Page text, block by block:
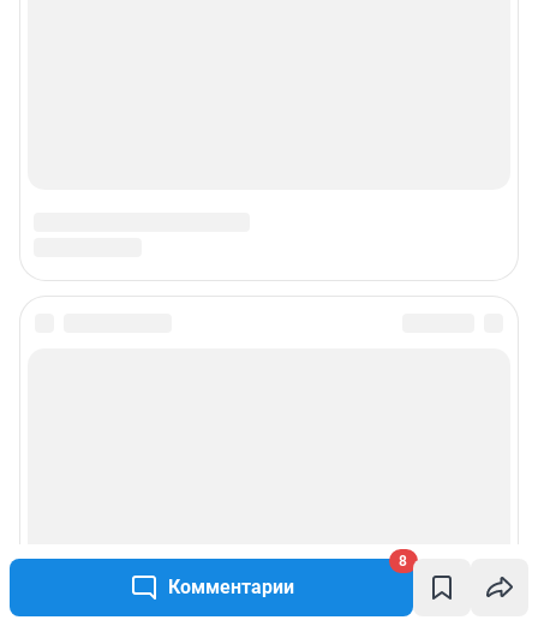
Комментарии
8